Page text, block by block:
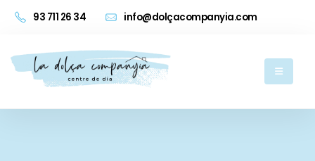
93 711 26 34 info@dolçacompanyia.com